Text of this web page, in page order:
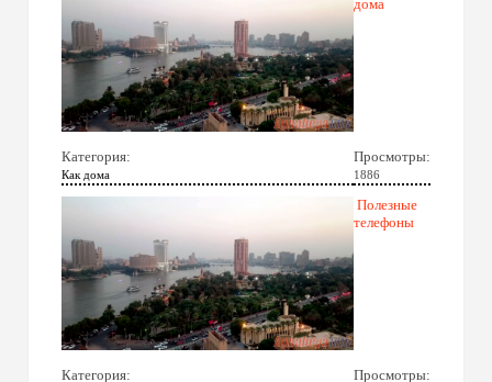
дома
Категория:
Как дома
Просмотры:
1886
Полезные
телефоны
Категория: Просмотры: